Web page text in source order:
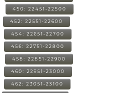
450: 22451-22500
452: 22551-22600
454: 22651-22700
456: 22751-22800
458: 22851-22900
460: 22951-23000
462: 23051-23100